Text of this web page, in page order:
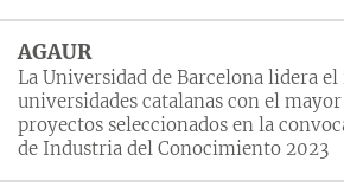
AGAUR
La Universidad de Barcelona lidera
universidades catalanas con el
proyectos seleccionados en la
de Industria del Conocimiento 2023